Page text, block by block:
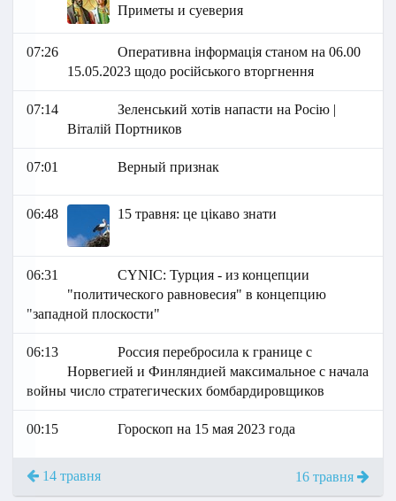
Приметы и суеверия
07:26
Оперативна інформація станом на 06.00
15.05.2023 щодо російського вторгнення
07:14
Зеленський хотів напасти на Росію |
Віталій Портников
07:01 Верный признак
06:48 15 травня: це цікаво знати
06:31
СYNIC: Турция - из концепции
"политического равновесия" в концепцию
"западной плоскости"
06:13
Россия перебросила к границе с
Норвегией и Финляндией максимальное с начала
войны число стратегических бомбардировщиков
00:15 Гороскоп на 15 мая 2023 года
14 травня 16 травня